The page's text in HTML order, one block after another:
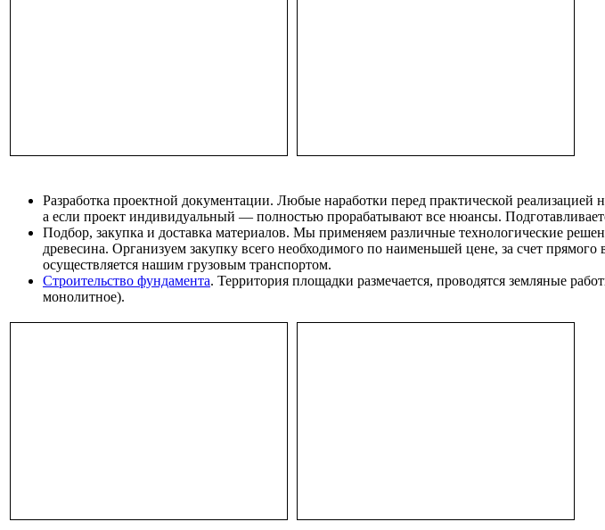
Разработка проектной документации. Любые наработки перед практической
а если проект индивидуальный — полностью прорабатывают все нюансы.
Подбор, закупка и доставка материалов. Мы применяем различные технологические
древесина. Организуем закупку всего необходимого по наименьшей цене, за счет
осуществляется нашим грузовым транспортом.
Строительство фундамента. Территория площадки размечается, проводятся земляные
монолитное).